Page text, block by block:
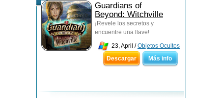
Guardians of
Beyond: Witchville
¡Revele los secretos y
encuentre una llave!
23, April /Objetos Ocultos
Descargar
Más info